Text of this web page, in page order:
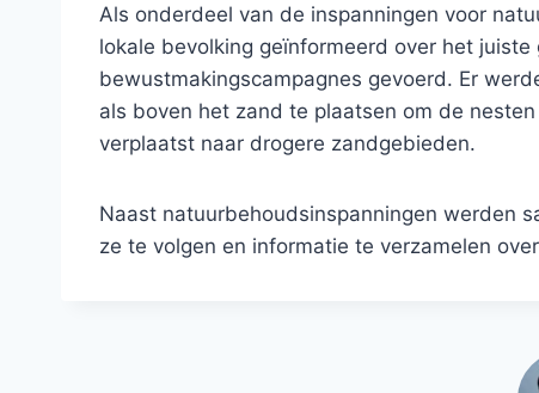
Als onderdeel van de inspanningen voor
lokale bevolking geïnformeerd over het
bewustmakingscampagnes gevoerd. Er
als boven het zand te plaatsen om de
verplaatst naar drogere zandgebieden.
Naast natuurbehoudsinspanningen werden
ze te volgen en informatie te verzamelen